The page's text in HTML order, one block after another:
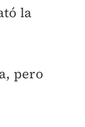
la
pero